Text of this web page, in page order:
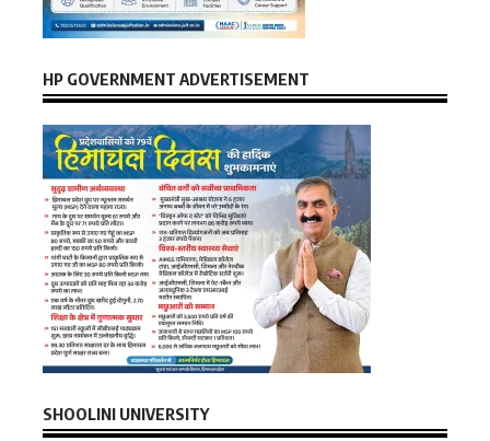
HP GOVERNMENT ADVERTISEMENT
SHOOLINI UNIVERSITY